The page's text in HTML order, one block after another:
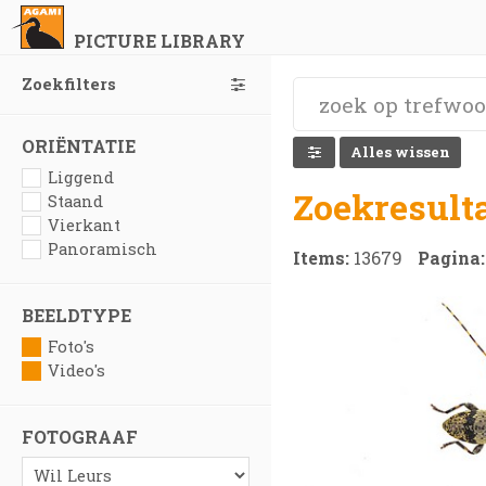
PICTURE LIBRARY
Zoekfilters
ORIËNTATIE
Liggend
Staand
Vierkant
Panoramisch
BEELDTYPE
Foto's
Video's
FOTOGRAAF
Alles wissen
Items: 13679